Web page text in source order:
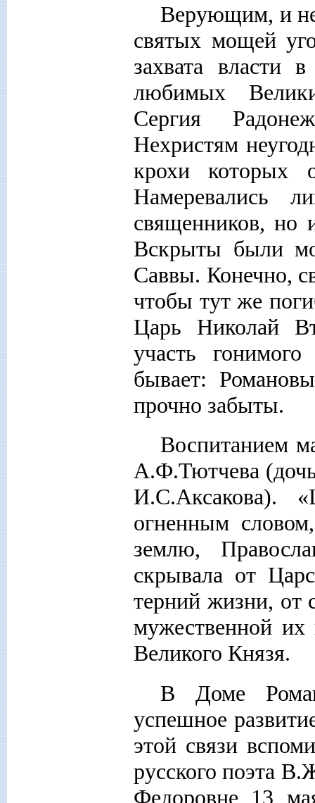
Верующим, и не
святых мощей
захвата
любимых
Сергия
Нехристям
крохи которых
Намеревались
священников,
Вскрыты были
Саввы. Конечно,
чтобы тут же
Царь Николай
участь
бывает:
прочно забыты.
Воспитанием
А.Ф.Тютчева (дочь
И.С.Аксакова).
огненным
землю,
скрывала от
терний жизни, от
мужественной их
Великого Князя.
В Доме
успешное
этой связи
русского поэта
Федоровне 13